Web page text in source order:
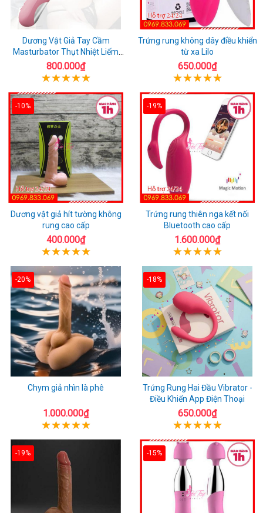
Dương Vật Giả Tay Cầm
Masturbator Thụt Nhiệt Liếm
Rung
800.000₫
Trứng rung không dây điều khiển
từ xa Lilo
650.000₫
-10%
Dương vật giả hít tường không
rung cao cấp
400.000₫
-19%
Trứng rung thiên nga kết nối
Bluetooth cao cấp
1.600.000₫
-20%
Chym giả nhìn là phê
1.000.000₫
-18%
Trứng Rung Hai Đầu Vibrator -
Điều Khiển App Điện Thoại
650.000₫
-19% -15%